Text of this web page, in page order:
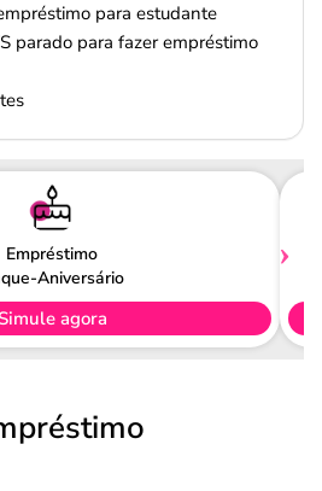
para estudante
parado para fazer empréstimo
Empréstimo
Aniversário
agora